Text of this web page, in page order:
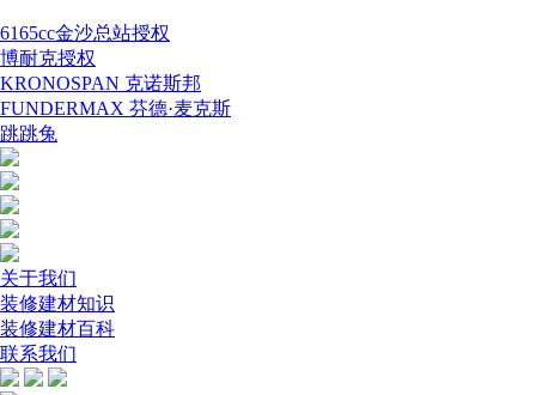
6165cc金沙总站授权
博耐克授权
KRONOSPAN 克诺斯邦
FUNDERMAX 芬德·麦克斯
跳跳兔
关于我们
装修建材知识
装修建材百科
联系我们